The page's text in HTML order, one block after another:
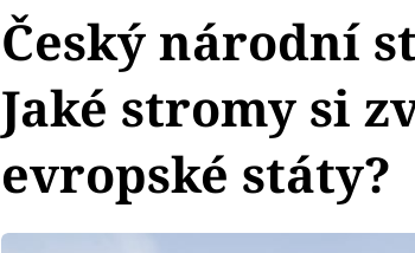
Český národní
Jaké stromy si
evropské státy?